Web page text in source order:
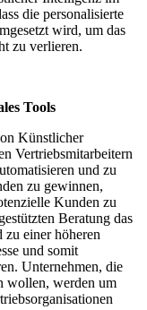
die personalisierte
wird, um das
zu verlieren.
Tools
Künstlicher
Vertriebsmitarbeitern
und zu
zu gewinnen,
Kunden zu
Beratung das
einer höheren
und somit
Unternehmen, die
wollen, werden um